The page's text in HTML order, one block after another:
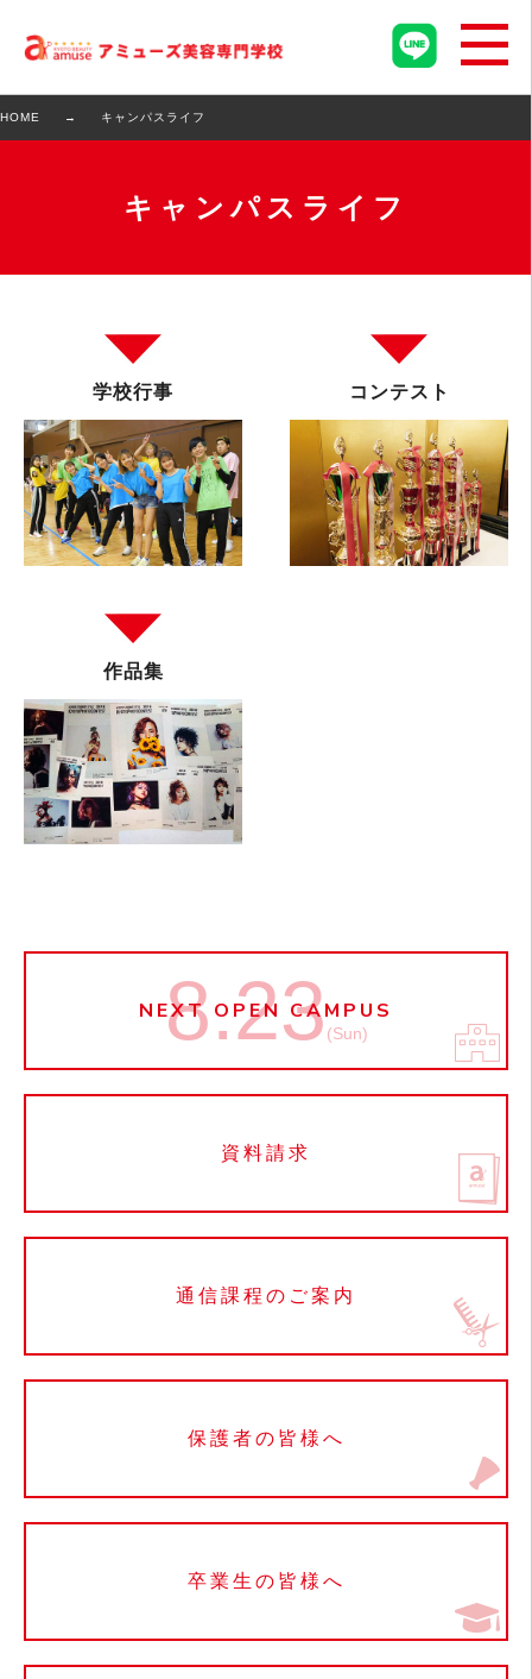
HOME キャンパスライフ
キャンパスライフ
学校行事 コンテスト
作品集
NEXT OPEN CAMPUS
8.23(Sun)
資料請求
通信課程のご案内
保護者の皆様へ
卒業生の皆様へ